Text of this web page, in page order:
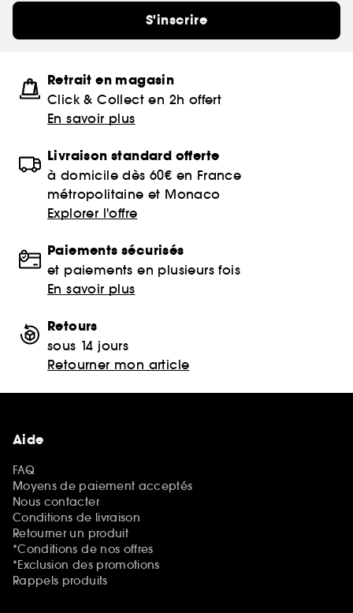
S'inscrire
Retrait en magasin
Click & Collect en 2h offert
En savoir plus
Livraison standard offerte
à domicile dès 60€ en France
métropolitaine et Monaco
Explorer l'offre
Paiements sécurisés
et paiements en plusieurs fois
En savoir plus
Retours
sous 14 jours
Retourner mon article
Aide
FAQ
Moyens de paiement acceptés
Nous contacter
Conditions de livraison
Retourner un produit
*Conditions de nos offres
*Exclusion des promotions
Rappels produits